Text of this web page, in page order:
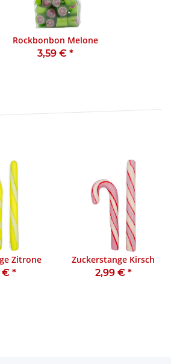
Rockbonbon Melone
3,59 € *
Zitrone
€ *
Zuckerstange Kirsch
2,99 € *